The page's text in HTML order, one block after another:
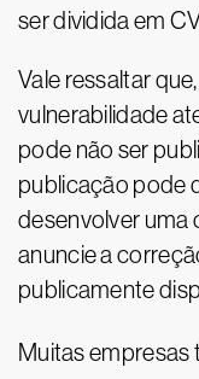
ser dividida em
Vale ressaltar
vulnerabilidade
pode não ser
publicação pode
desenvolver uma
anuncie a
publicamente
Muitas